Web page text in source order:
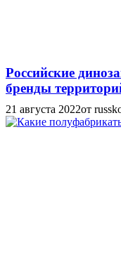
Российские
бренды
21 августа 2022от